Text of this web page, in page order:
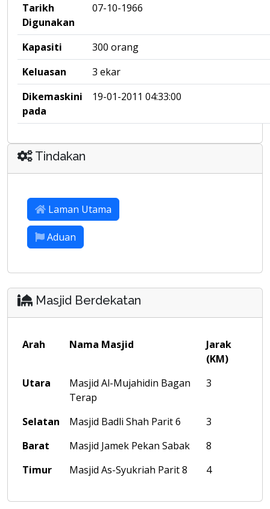
Tarikh
Digunakan
07-10-1966
Kapasiti
300 orang
Keluasan
3 ekar
Dikemaskini
pada
19-01-2011 04:33:00
Tindakan
Laman Utama
Aduan
Masjid Berdekatan
Arah Nama Masjid
Jarak
(KM)
Utara
Masjid Al-Mujahidin Bagan
Terap
3
Selatan Masjid Badli Shah Parit 6
3
Barat
Masjid Jamek Pekan Sabak
8
Timur
Masjid As-Syukriah Parit 8 4